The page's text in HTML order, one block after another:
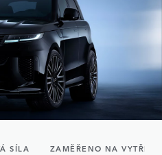
SÍLA ZAMĚŘENO NA